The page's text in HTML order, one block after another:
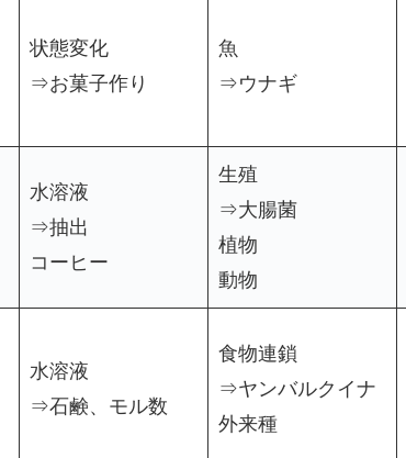
状態変化
⇒お菓子作り
魚
⇒ウナギ
水溶液
⇒抽出
コーヒー
生殖
⇒大腸菌
植物
動物
水溶液
⇒石鹸、モル数
食物連鎖
⇒ヤンバルクイナ
外来種